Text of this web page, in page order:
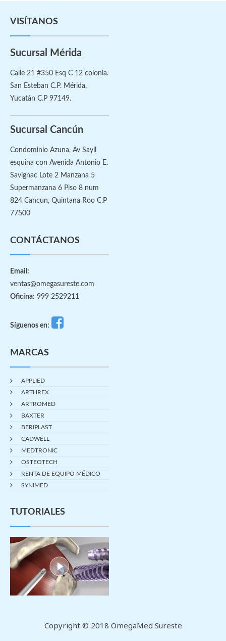
VISÍTANOS
Sucursal Mérida
Calle 21 #350 Esq C 12 colonia.
San Esteban C.P. Mérida,
Yucatán C.P 97149.
Sucursal Cancún
Condominio Azuna, Av Sayil
esquina con Avenida Antonio E.
Savignac Lote 2 Manzana 5
Supermanzana 6 Piso 8 num
824 Cancun, Quintana Roo C.P
77500
CONTÁCTANOS
Email:
ventas@omegasureste.com
Oficina: 999 2529211
Síguenos en:
MARCAS
APPLIED
ARTHREX
ARTROMED
BAXTER
BERIPLAST
CADWELL
MEDTRONIC
OSTEOTECH
RENTA DE EQUIPO MÉDICO
SYNIMED
TUTORIALES
Copyright © 2018 OmegaMed Sureste